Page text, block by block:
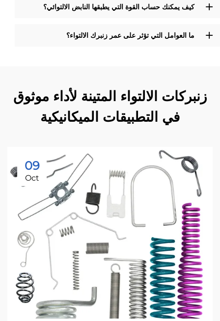
كيف يمكنك حساب القوة التي يطبقها النابض الالتوائي؟
ما العوامل التي تؤثر على عمر زنبرك الالتواء؟
زنبركات الالتواء المتينة لأداء موثوق
في التطبيقات الميكانيكية
09
Oct